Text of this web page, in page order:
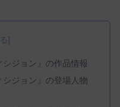
ジョン』の作品情報
ジョン』の登場人物